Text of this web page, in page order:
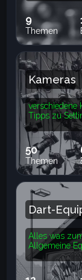
9
Themen
Kameras
verschiedene
Tipps zu
50
Themen
Dart-
Alles was
Allgemeine